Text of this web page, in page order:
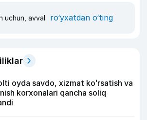
uchun, avval ro‘yxatdan o‘ting
oyda savdo, xizmat koʻrsatish va
korxonalari qancha soliq